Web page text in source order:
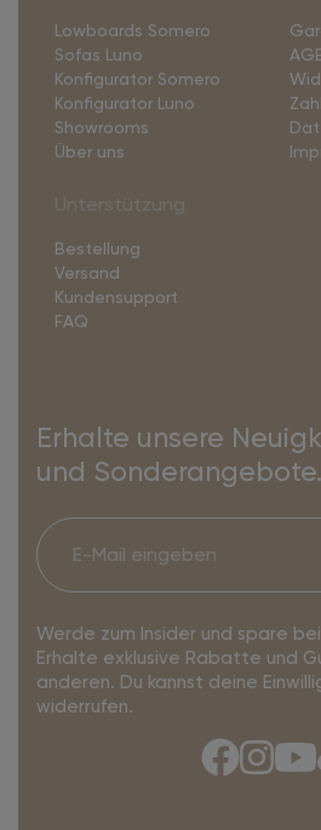
Lowboards Somero
Sofas Luno
Konfigurator Somero
Konfigurator Luno
Showrooms
Über uns
Bestellung
Versand
Kundensupport
FAQ
Erhalte unsere
und Sonderangebote.
Werde zum Insider und spare
Erhalte exklusive Rabatte und
anderen. Du kannst deine
widerrufen.